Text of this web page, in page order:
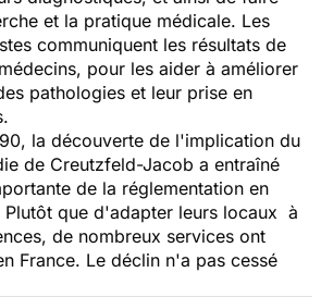
et la pratique médicale. Les
communiquent les résultats de
pour les aider à améliorer
pathologies et leur prise en
la découverte de l'implication du
de Creutzfeld-Jacob a entraîné
de la réglementation en
que d'adapter leurs locaux à
de nombreux services ont
France. Le déclin n'a pas cessé